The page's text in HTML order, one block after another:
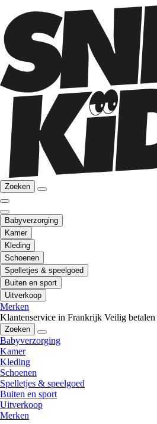
Zoeken
Babyverzorging
Kamer
Kleding
Schoenen
Spelletjes & speelgoed
Buiten en sport
Uitverkoop
Merken
Klantenservice in Frankrijk Veilig betalen
Zoeken
Babyverzorging
Kamer
Kleding
Schoenen
Spelletjes & speelgoed
Buiten en sport
Uitverkoop
Merken